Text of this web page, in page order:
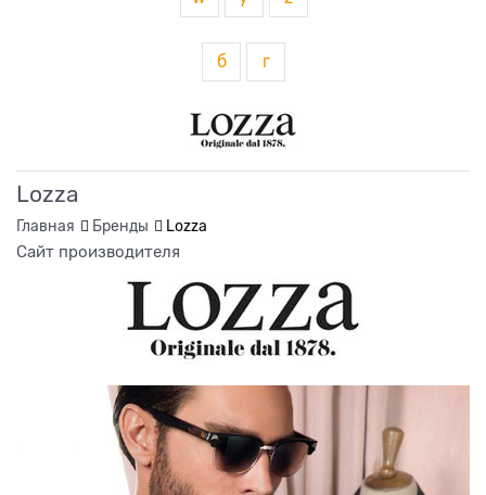
б г
Lozza
Главная Бренды
Lozza
Сайт производителя